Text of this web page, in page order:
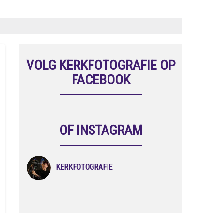
VOLG KERKFOTOGRAFIE OP
FACEBOOK
OF INSTAGRAM
KERKFOTOGRAFIE